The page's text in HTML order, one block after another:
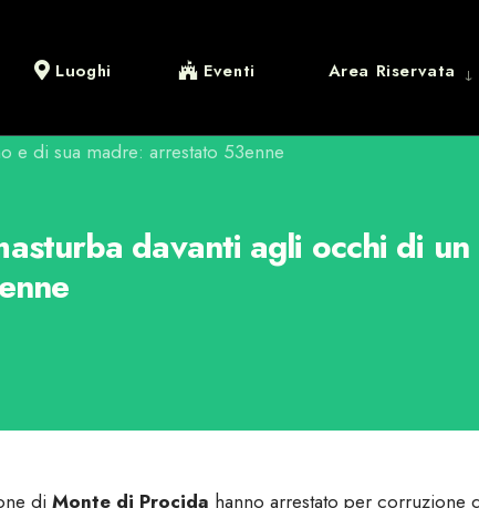
Luoghi Eventi Area Riservata
davanti agli occhi di
di Monte di Procida hanno arrestato per corruzione